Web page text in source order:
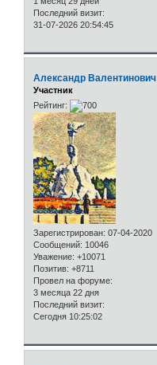
Последний визит:
31-07-2026 20:54:45
Александр Валентинович
Участник
Рейтинг:
Зарегистрирован: 07-04-2020
Сообщений: 10046
Уважение: +10071
Позитив: +8711
Провел на форуме:
3 месяца 22 дня
Последний визит:
Сегодня 10:25:02